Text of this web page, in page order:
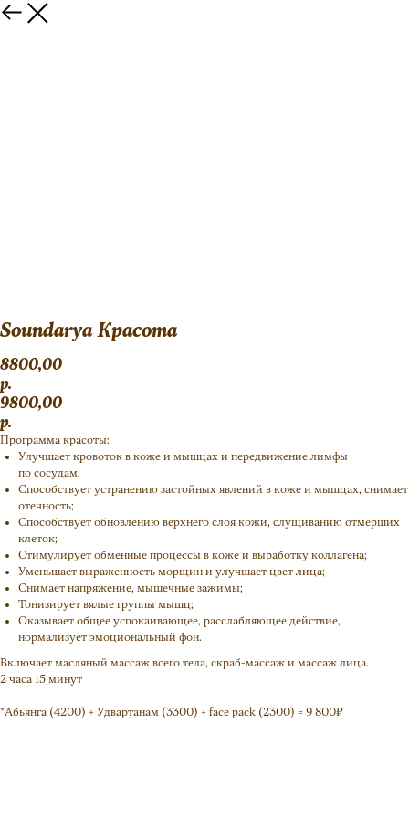
Soundarya Красота
8800,00
р.
9800,00
р.
Программа красоты:
Улучшает кровоток в коже и мышцах и передвижение лимфы
по сосудам;
Способствует устранению застойных явлений в коже и мышцах, снимает
отечность;
Способствует обновлению верхнего слоя кожи, слущиванию отмерших
клеток;
Стимулирует обменные процессы в коже и выработку коллагена;
Уменьшает выраженность морщин и улучшает цвет лица;
Снимает напряжение, мышечные зажимы;
Тонизирует вялые группы мышц;
Оказывает общее успокаивающее, расслабляющее действие,
нормализует эмоциональный фон.
Включает масляный массаж всего тела, скраб-массаж и массаж лица.
2 часа 15 минут
*Абьянга (4200) + Удвартанам (3300) + face pack (2300) = 9 800₽